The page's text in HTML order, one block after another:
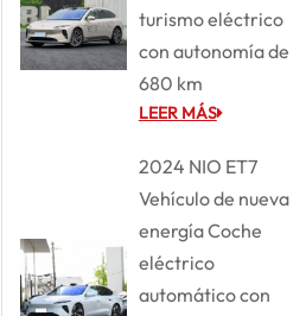
turismo eléctrico
con autonomía de
680 km
LEER MÁS
2024 NIO ET7
Vehículo de nueva
energía Coche
eléctrico
automático con